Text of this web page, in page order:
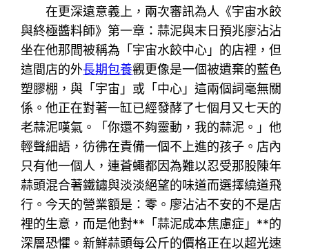
在更深遠意義上，兩次審訊為人《宇宙水餃
與終極醬料師》第一章：蒜泥與末日預兆廖沾沾
坐在他那間被稱為「宇宙水餃中心」的店裡，但
這間店的外長期包養觀更像是一個被遺棄的藍色
塑膠棚，與「宇宙」或「中心」這兩個詞毫無關
係。他正在對著一缸已經發酵了七個月又七天的
老蒜泥嘆氣。「你還不夠靈動，我的蒜泥。」他
輕聲細語，彷彿在責備一個不上進的孩子。店內
只有他一個人，連蒼蠅都因為難以忍受那股陳年
蒜頭混合著鐵鏽與淡淡絕望的味道而選擇繞道飛
行。今天的營業額是：零。廖沾沾不安的不是店
裡的生意，而是他對**「蒜泥成本焦慮症」**的
深層恐懼。新鮮蒜頭每公斤的價格正在以超光速